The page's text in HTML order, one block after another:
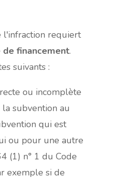
l'infraction requiert
financement.
suivants :
ou incomplète
subvention au
qui est
ou pour une autre
(1) n° 1 du Code
exemple si de